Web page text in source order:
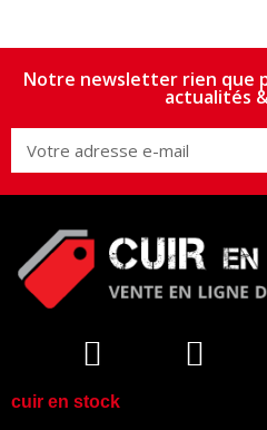
Notre newsletter rien que
actualités
cuir en stock